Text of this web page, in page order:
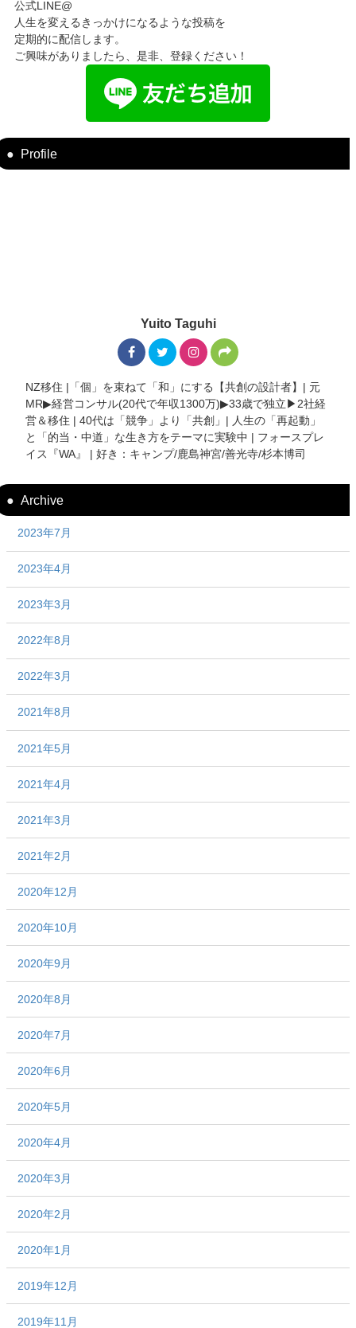
公式LINE@
人生を変えるきっかけになるような投稿を
定期的に配信します。
ご興味がありましたら、是非、登録ください！
Profile
Yuito Taguhi
NZ移住 |「個」を束ねて「和」にする【共創の設計者】| 元
MR▶︎経営コンサル(20代で年収1300万)▶︎33歳で独立▶︎2社経
営＆移住 | 40代は「競争」より「共創」| 人生の「再起動」
と「的当・中道」な生き方をテーマに実験中 | フォースプレ
イス『WA』 | 好き：キャンプ/鹿島神宮/善光寺/杉本博司
Archive
2023年7月
2023年4月
2023年3月
2022年8月
2022年3月
2021年8月
2021年5月
2021年4月
2021年3月
2021年2月
2020年12月
2020年10月
2020年9月
2020年8月
2020年7月
2020年6月
2020年5月
2020年4月
2020年3月
2020年2月
2020年1月
2019年12月
2019年11月